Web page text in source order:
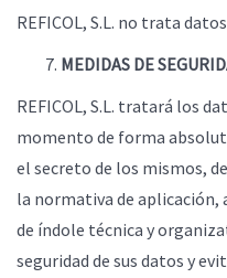
REFICOL, S.L. no trata
MEDIDAS DE
REFICOL, S.L. tratará los
momento de forma
el secreto de los mismos,
la normativa de aplicación,
de índole técnica y
seguridad de sus datos y